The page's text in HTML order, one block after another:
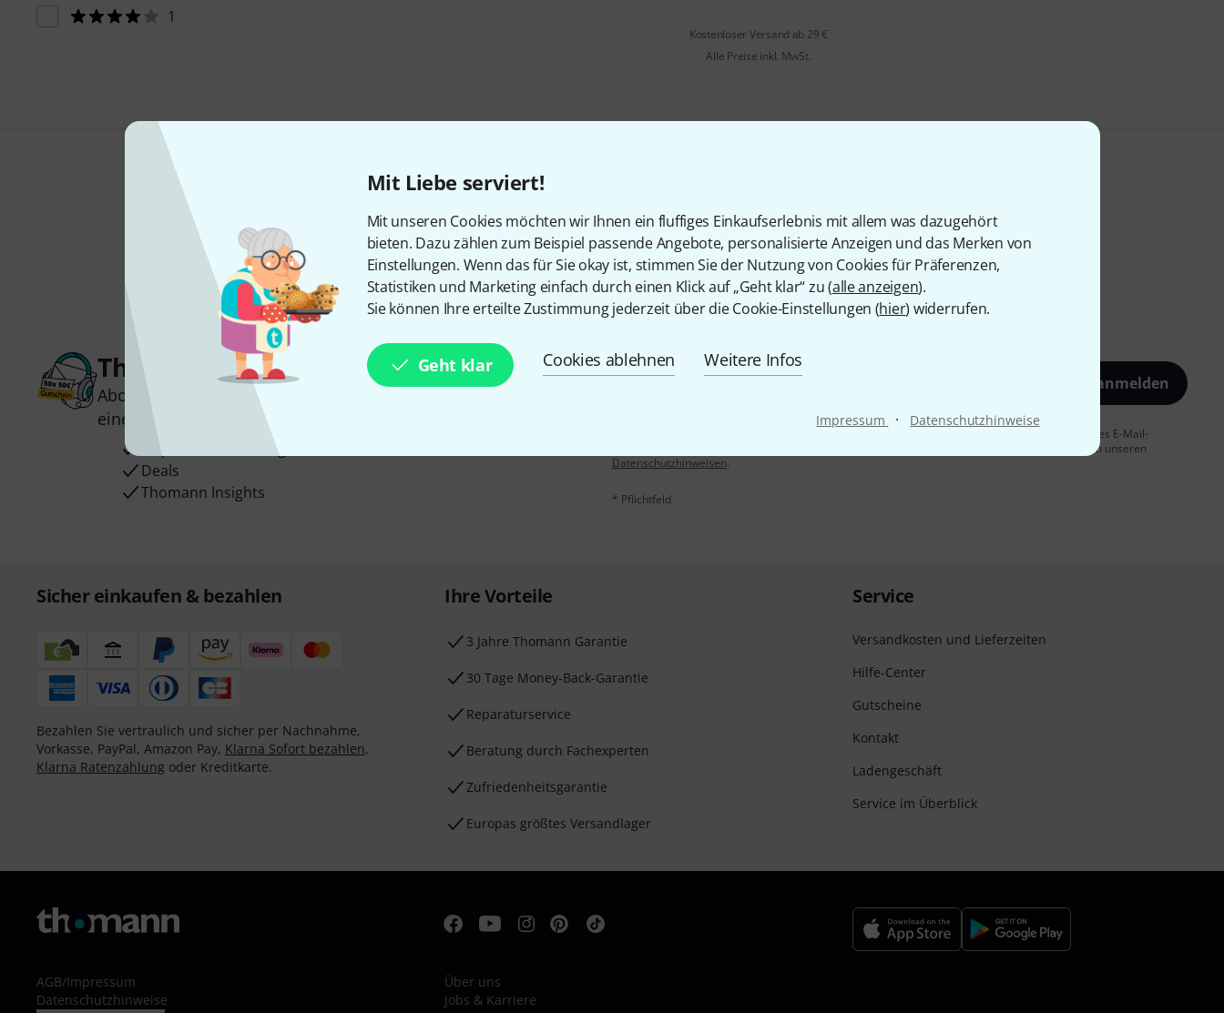
Mit Liebe serviert!
Mit unseren Cookies möchten wir Ihnen ein fluffiges Einkaufserlebnis mit allem was dazugehört
bieten. Dazu zählen zum Beispiel passende Angebote, personalisierte Anzeigen und das Merken von
Einstellungen. Wenn das für Sie okay ist, stimmen Sie der Nutzung von Cookies für Präferenzen,
Statistiken und Marketing einfach durch einen Klick auf „Geht klar“ zu (alle anzeigen).
Sie können Ihre erteilte Zustimmung jederzeit über die Cookie-Einstellungen (hier) widerrufen.
Geht klar Cookies ablehnen Weitere Infos
Impressum · Datenschutzhinweise
1
Kostenloser Versand ab 29 €
Alle Preise inkl. MwSt.
Gefällt Ihnen, was Sie sehen?
Teilen Hilfe & Feedback
Thomann Newsletter
Abonniere den Thomann Newsletter und gewinne mit etwas Glück
einen von
50 Gutscheinen
Inspirierende Beiträge
Deals
Thomann Insights
Jetzt anmelden
Mit Klick auf „Jetzt anmelden“ stimmen Sie dem Erhalt von E-Mail-Werbung und einer Messung des E-Mail-
Nutzungsverhaltens zu. Die Abmeldung ist jederzeit möglich. Weitere Informationen finden Sie in unseren
Datenschutzhinweisen.
* Pflichtfeld
Sicher einkaufen & bezahlen
Bezahlen Sie vertraulich und sicher per Nachnahme,
Vorkasse, PayPal, Amazon Pay, Klarna Sofort bezahlen,
Klarna Ratenzahlung oder Kreditkarte.
Ihre Vorteile
3 Jahre Thomann Garantie
30 Tage Money-Back-Garantie
Reparaturservice
Beratung durch Fachexperten
Zufriedenheitsgarantie
Europas größtes Versandlager
Service
Versandkosten und Lieferzeiten
Hilfe-Center
Gutscheine
Kontakt
Ladengeschäft
Service im Überblick
AGB/Impressum
Datenschutzhinweise
Über uns
Jobs & Karriere